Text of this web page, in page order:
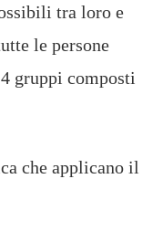
tra loro e
le persone
gruppi composti
che applicano il